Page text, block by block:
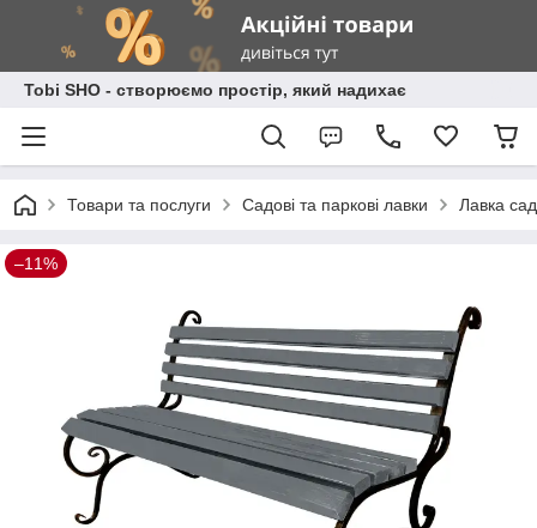
Tobi SHO - створюємо простір, який надихає
Товари та послуги Садові та паркові лавки Лавка
–11%